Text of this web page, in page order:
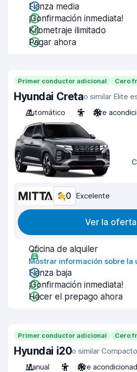
Fianza media
¡Confirmación inmediata!
Kilometraje ilimitado
Pagar ahora
Primer conductor adicional Cero
Hyundai Cretao similar Elite
Automático
5 Aire
9,0 Excelente
Ver la oferta
Oficina de alquiler
Mostrar información sobre la
Fianza baja
¡Confirmación inmediata!
Hacer el prepago ahora
Primer conductor adicional Cero
Hyundai i20o similar Compacto
Manual
5 Aire